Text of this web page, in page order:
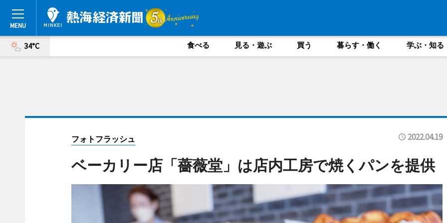
34°C 食べる 見る・遊ぶ 買う 暮らす・働く 学ぶ・知る
フォトフラッシュ 2022.04.19
ベーカリー店「薔薇堂」は店内工房で焼くパンを提供